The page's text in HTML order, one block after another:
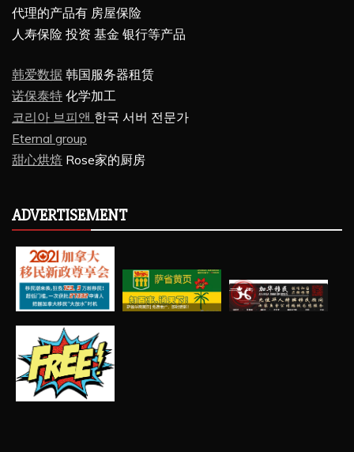
代理的产品有 房屋保险
人寿保险 投资 基金 银行等产品
韩爱数据 韩国服务器租赁
诺保泰特 化学加工
코리아 브피앤 한국 서버 전문가
Eternal group
甜心烘焙 Rose家的厨房
ADVERTISEMENT